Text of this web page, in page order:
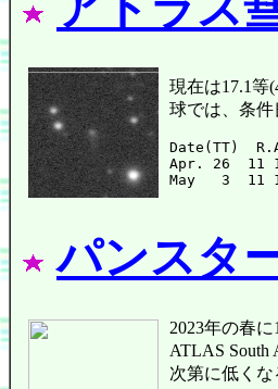
現在は17.1等
球では、条件
Date(TT)
Apr. 26
パンスタ
2023年の春に
ATLAS
次第に低く